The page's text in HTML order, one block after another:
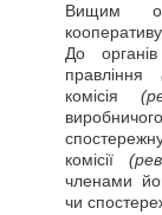
Вищим
До
правління
комісія
комісії
членами
чи